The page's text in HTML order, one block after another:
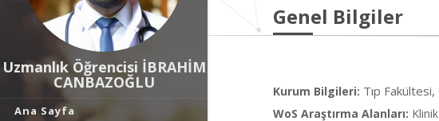
Uzmanlık Öğrencisi İBRAHİM
CANBAZOĞLU
Ana Sayfa
Genel Bilgiler
Kurum Bilgileri: Tıp
WoS Araştırma Alanları: